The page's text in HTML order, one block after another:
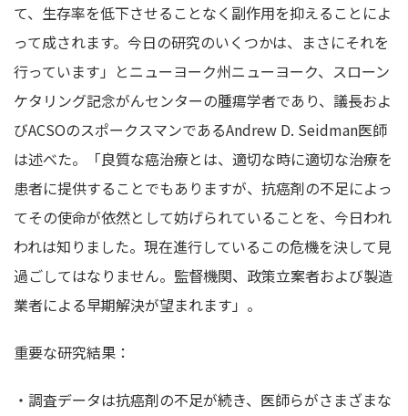
て、生存率を低下させることなく副作用を抑えることによ
って成されます。今日の研究のいくつかは、まさにそれを
行っています」とニューヨーク州ニューヨーク、スローン
ケタリング記念がんセンターの腫瘍学者であり、議長およ
びACSOのスポークスマンであるAndrew D. Seidman医師
は述べた。「良質な癌治療とは、適切な時に適切な治療を
患者に提供することでもありますが、抗癌剤の不足によっ
てその使命が依然として妨げられていることを、今日われ
われは知りました。現在進行しているこの危機を決して見
過ごしてはなりません。監督機関、政策立案者および製造
業者による早期解決が望まれます」。
重要な研究結果：
・調査データは抗癌剤の不足が続き、医師らがさまざまな